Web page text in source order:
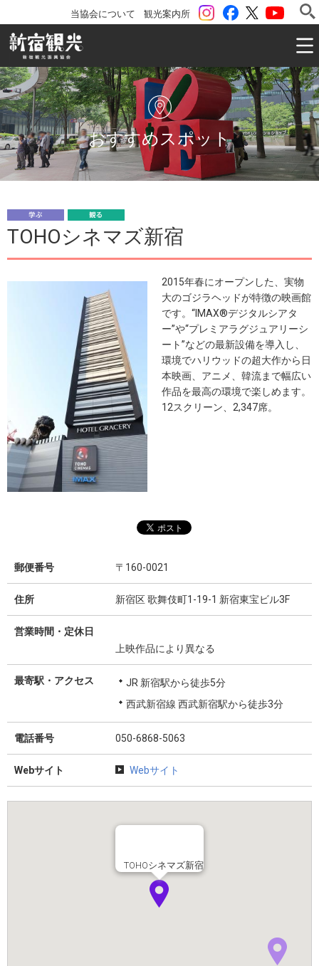
ツイッター
Facebook
instagram
観光案内所
当協会について
一般社団法人 新宿観光振興協会 Shinjuku
おすすめスポット
る
TOHOシネマズ新宿
2015年春にオープンした、実物
大のゴジラヘッドが特徴の映画館
です。“IMAX®デジタルシアタ
ー”や“プレミアラグジュアリーシ
ート”などの最新設備を導入し、
環境でハリウッドの超大作から日
本映画、アニメ、韓流まで幅広い
作品を最高の環境で楽しめます。
12スクリーン、2,347席。
郵便番号 〒160-0021
住所 新宿区 歌舞伎町1-19-1 新宿東宝ビル3F
営業時間・定休日
上映作品により異なる
最寄駅・アクセス
JR 新宿駅から徒歩5分
西武新宿線 西武新宿駅から徒歩3分
電話番号 050-6868-5063
Webサイト Webサイト
TOHOシネマズ新宿